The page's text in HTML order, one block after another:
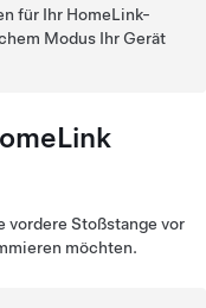
für Ihr HomeLink-
Modus Ihr Gerät
vordere Stoßstange vor
möchten.